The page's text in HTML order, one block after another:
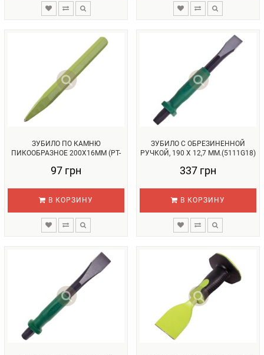
ЗУБИЛО ПО КАМНЮ
ПИКООБРАЗНОЕ 200Х16ММ (PT-
97 грн
В КОРЗИНУ
ЗУБИЛО С ОБРЕЗИНЕННОЙ
РУЧКОЙ, 190 Х 12,7 ММ.(5111G18)
337 грн
В КОРЗИНУ